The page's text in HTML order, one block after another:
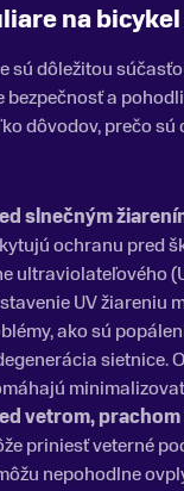
na
sú dôležitou
bezpečnosť a
dôvodov, prečo
slnečným
ochranu pred
ultraviolateľového
UV žiareniu
ako sú
sietnice.
vetrom, prachom
priniesť veterné
nepohodlne